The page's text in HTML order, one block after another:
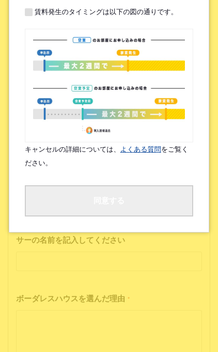
提携機関 ※以下の提携機関に所属されている方はお選び下さい。
ボーダレスハウスを知ったきっかけ *
検索エンジン（Google／Yahoo! など）
広告を見て（Google広告／SNS広告 など）
物件ポータルサイト
ブログやWeb記事を読んで
友人/知人からの口コミ
所属先からの紹介
SNSインフルエンサーの投稿を見た
サーの名前を記入してください
ボーダレスハウスを選んだ理由 *
賃料発生のタイミングは以下の図の通りです。
キャンセルの詳細については、 よくある質問をご覧く
ださい。